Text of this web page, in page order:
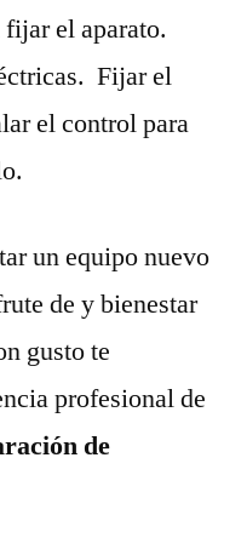
el aparato.
Fijar el
el control para
un equipo nuevo
de y bienestar
gusto te
profesional de
de